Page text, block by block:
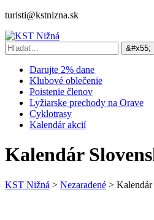
turisti@kstnizna.sk
Darujte 2% dane
Klubové oblečenie
Poistenie členov
Lyžiarske prechody na Orave
Cyklotrasy
Kalendár akcií
Kalendár
KST Nižná > Nezaradené >